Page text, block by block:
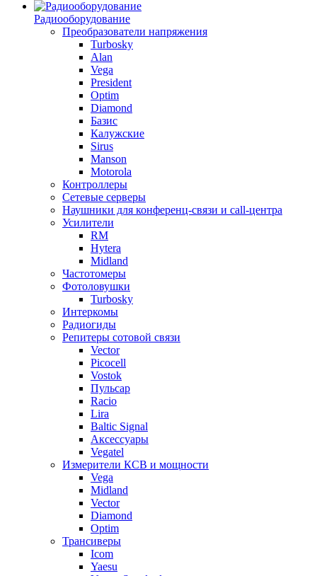
Радиооборудование
Преобразователи напряжения
Turbosky
Alan
Vega
President
Optim
Diamond
Базис
Калужские
Sirus
Manson
Motorola
Контроллеры
Сетевые серверы
Наушники для конференц-связи и call-центра
Усилители
RM
Hytera
Midland
Частотомеры
Фотоловушки
Turbosky
Интеркомы
Радиогиды
Репитеры сотовой связи
Vector
Picocell
Vostok
Пульсар
Racio
Lira
Baltic Signal
Аксессуары
Vegatel
Измерители КСВ и мощности
Vega
Midland
Vector
Diamond
Optim
Трансиверы
Icom
Yaesu